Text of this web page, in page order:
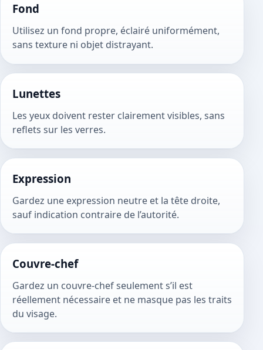
Fond
Utilisez un fond propre, éclairé uniformément,
sans texture ni objet distrayant.
Lunettes
Les yeux doivent rester clairement visibles, sans
reflets sur les verres.
Expression
Gardez une expression neutre et la tête droite,
sauf indication contraire de l’autorité.
Couvre-chef
Gardez un couvre-chef seulement s’il est
réellement nécessaire et ne masque pas les traits
du visage.